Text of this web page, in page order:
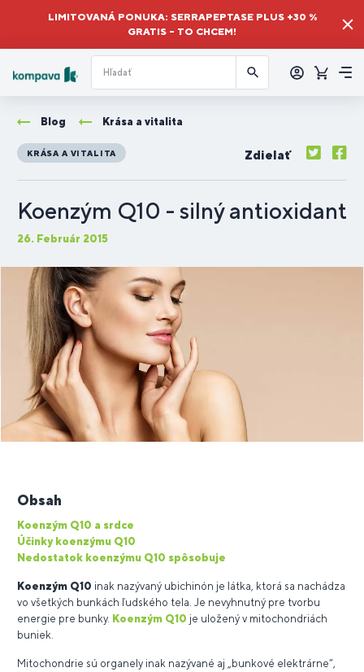
LIMITOVANÁ PONUKA: SERRAPEPTASE PLUS +30 %
GRATIS – TO CHCEM!
sa
Košík
Blog Krása a vitalita
KRÁSA A VITALITA Zdielať
Koenzým Q10 - silný antioxidant
26. Február 2015
Obsah
Koenzým Q10 a srdce
Účinky koenzýmu Q10
Nedostatok koenzýmu Q10 spôsobuje
Koenzým Q10 inak nazývaný ubichinón je látka, ktorá sa nachádza
vo všetkých bunkách ľudského tela. Je nevyhnutný pre tvorbu
energie pre bunky. Koenzým Q10 je uložený v mitochondriách
buniek.
Mitochondrie sú organely inak nazývané aj „bunkové elektrárne“,